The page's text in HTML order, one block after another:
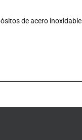
de acero inoxidable